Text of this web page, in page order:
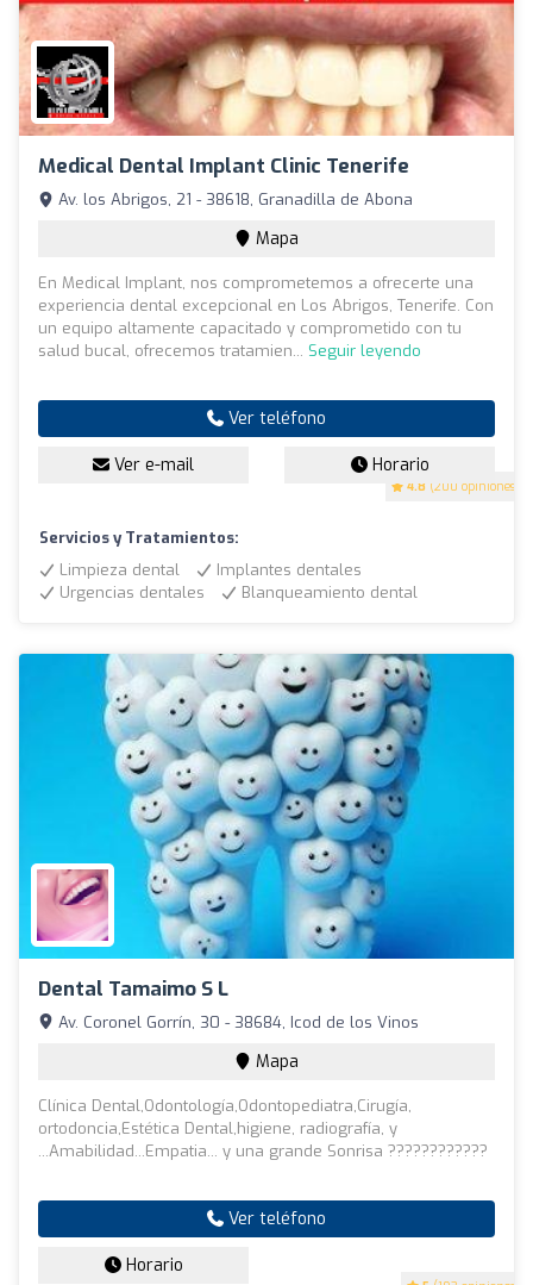
Medical Dental Implant Clinic Tenerife
4.8 (200 opiniones)
Av. los Abrigos, 21 - 38618, Granadilla de Abona
Mapa
En Medical Implant, nos comprometemos a ofrecerte una
experiencia dental excepcional en Los Abrigos, Tenerife. Con
un equipo altamente capacitado y comprometido con tu
salud bucal, ofrecemos tratamien... Seguir leyendo
Ver teléfono
Ver e-mail Horario
Servicios y Tratamientos:
Limpieza dental
Implantes dentales
Urgencias dentales
Blanqueamiento dental
Dental Tamaimo S L
Av. Coronel Gorrín, 30 - 38684, Icod de los Vinos
Mapa
Clínica Dental,Odontología,Odontopediatra,Cirugía,
ortodoncia,Estética Dental,higiene, radiografía, y
...Amabilidad...Empatia... y una grande Sonrisa ????????????
Ver teléfono
Horario